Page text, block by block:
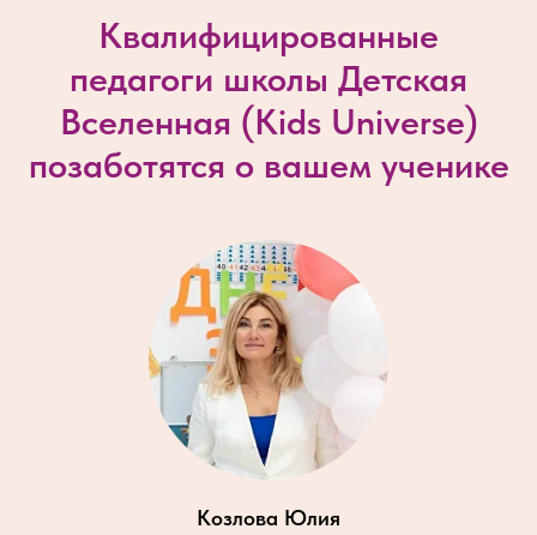
Квалифицированные
педагоги школы Детская
Вселенная (Kids Universe)
позаботятся о вашем ученике
Козлова Юлия